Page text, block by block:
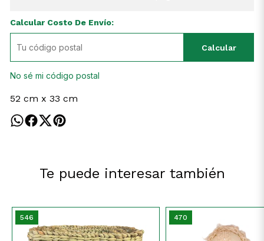
Calcular Costo De Envío:
Calcular
No sé mi código postal
52 cm x 33 cm
Te puede interesar también
546 470